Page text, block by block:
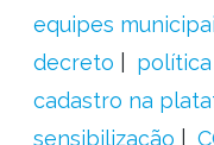
equipes
decreto
cadastro na
sensibilização